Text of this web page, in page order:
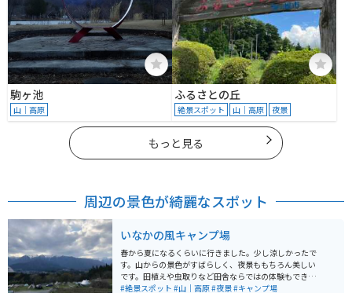
駒ヶ池
山｜高原
ふるさとの丘
絶景スポット 山｜高原 夜景
もっと見る
周辺の景色が綺麗なスポット
いなかの風キャンプ場
春から夏になるくらいに行きました。少し涼しかったで
す。山からの景色がすばらしく、夜景ももちろん美しい
です。田植えや虫取りなど田舎ならではの体験もできま
す。自然たっぷりの中でのキャンプは超おすすめです。
#絶景スポット #山｜高原#夜景#キャンプ場